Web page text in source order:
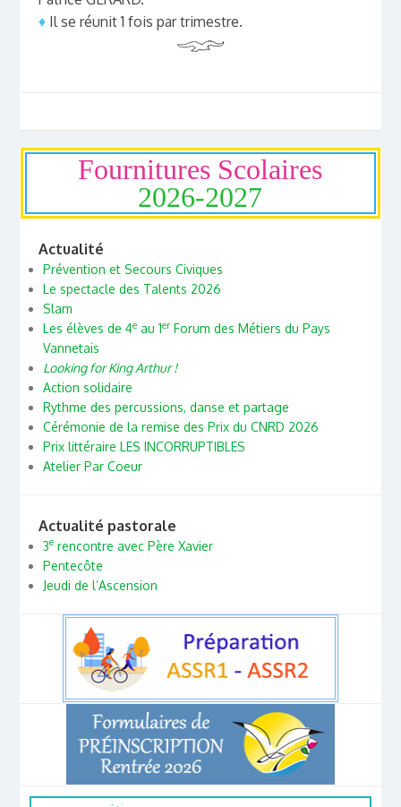
♦Il se réunit 1 fois par trimestre.
Fournitures Scolaires
2026-2027
Actualité
Prévention et Secours Civiques
Le spectacle des Talents 2026
Slam
Les élèves de 4eau 1erForum des Métiers du Pays
Vannetais
Looking for King Arthur !
Action solidaire
Rythme des percussions, danse et partage
Cérémonie de la remise des Prix du CNRD 2026
Prix littéraire LES INCORRUPTIBLES
Atelier Par Coeur
Actualité pastorale
3erencontre avec Père Xavier
Pentecôte
Jeudi de l’Ascension